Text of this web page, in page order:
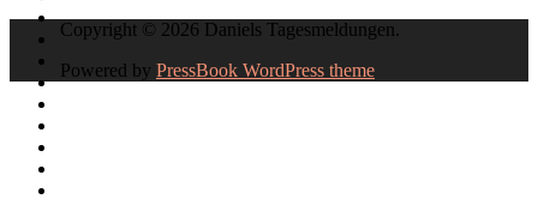
Copyright © 2026 Daniels Tagesmeldungen.
Powered by PressBook WordPress theme